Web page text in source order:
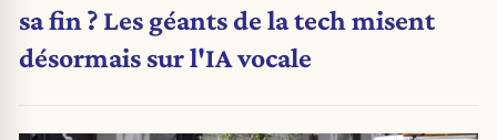
sa fin ? Les géants de la tech misent
désormais sur l'IA vocale